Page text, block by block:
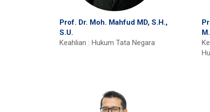
Prof. Dr. Moh. Mahfud MD, S.H.,
S.U.
Keahlian : Hukum Tata Negara